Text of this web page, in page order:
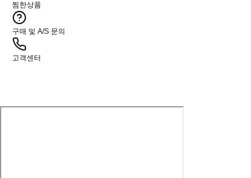
찜한상품
구매 및 A/S 문의
고객센터